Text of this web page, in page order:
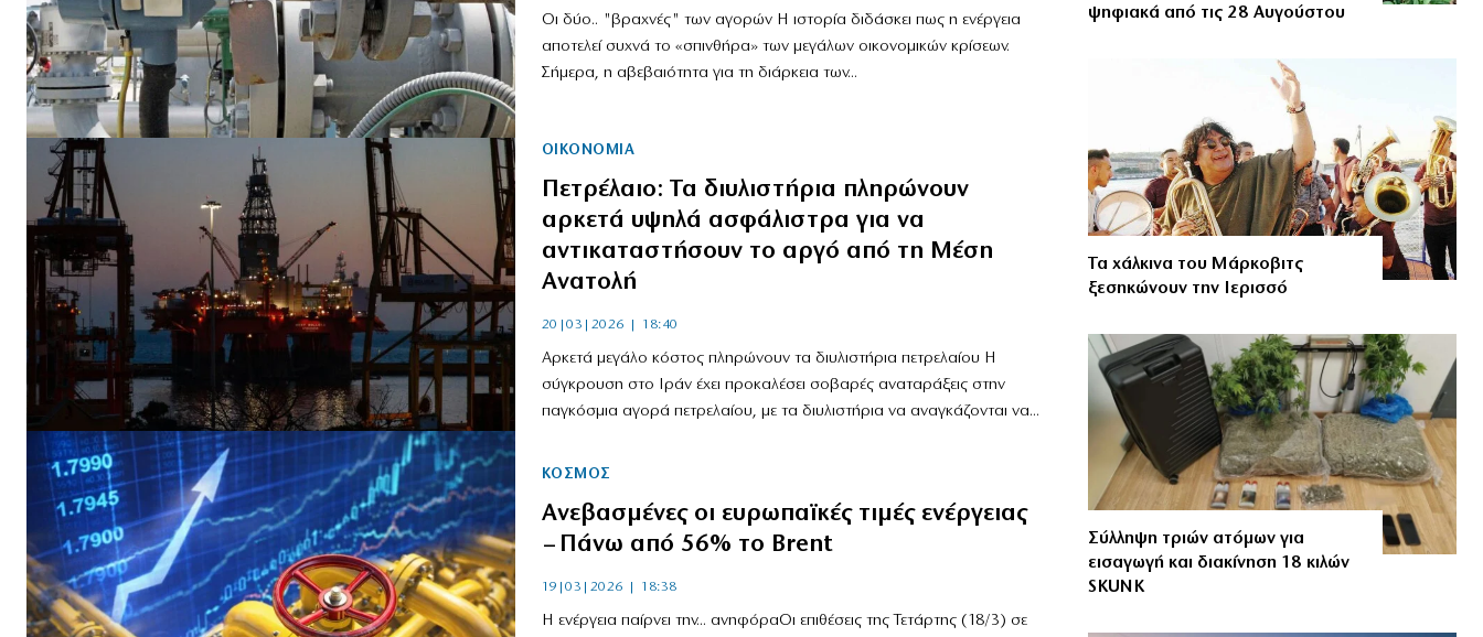
Οι δύο.. "βραχνές" των αγορών Η ιστορία διδάσκει πως η ενέργεια
αποτελεί συχνά το «σπινθήρα» των μεγάλων οικονομικών κρίσεων.
Σήμερα, η αβεβαιότητα για τη διάρκεια των...
ΟΙΚΟΝΟΜΙΑ
Πετρέλαιο: Τα διυλιστήρια πληρώνουν
αρκετά υψηλά ασφάλιστρα για να
αντικαταστήσουν το αργό από τη Μέση
Ανατολή
20|03|2026 | 18:40
Αρκετά μεγάλο κόστος πληρώνουν τα διυλιστήρια πετρελαίου Η
σύγκρουση στο Ιράν έχει προκαλέσει σοβαρές αναταράξεις στην
παγκόσμια αγορά πετρελαίου, με τα διυλιστήρια να αναγκάζονται να...
ΚΟΣΜΟΣ
Ανεβασμένες οι ευρωπαϊκές τιμές ενέργειας
– Πάνω από 56% το Brent
19|03|2026 | 18:38
Η ενέργεια παίρνει την... ανηφόραΟι επιθέσεις της Τετάρτης (18/3) σε
ψηφιακά από τις 28 Αυγούστου
Τα χάλκινα του Μάρκοβιτς
ξεσηκώνουν την Ιερισσό
Σύλληψη τριών ατόμων για
εισαγωγή και διακίνηση 18 κιλών
SKUNK